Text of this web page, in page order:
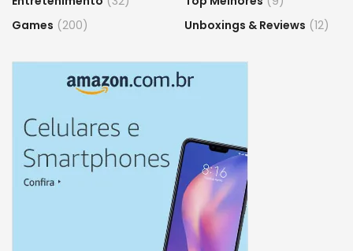
Games (200)
Unboxings & Reviews (12)